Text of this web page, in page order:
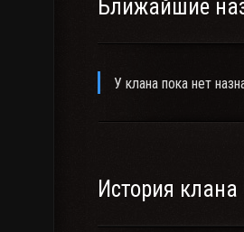
Ближайшие
У клана пока нет
История клана